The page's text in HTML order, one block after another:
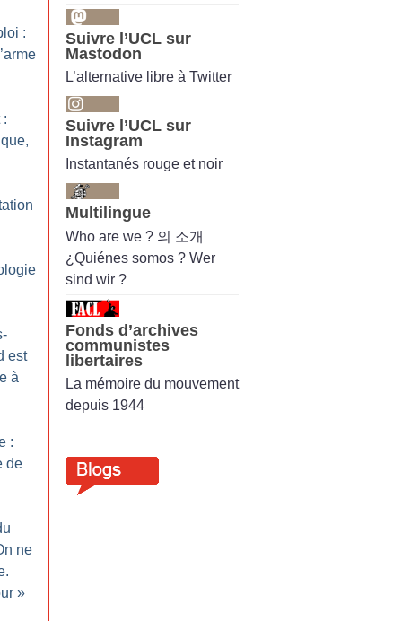
:
:
est
à
:
de
ne
»
Suivre l’UCL sur
Mastodon
L’alternative libre à Twitter
Suivre l’UCL sur
Instagram
Instantanés rouge et noir
Multilingue
Who are we ? 의 소개
¿Quiénes somos ? Wer
sind wir ?
Fonds d’archives
communistes
libertaires
La mémoire du mouvement
depuis 1944